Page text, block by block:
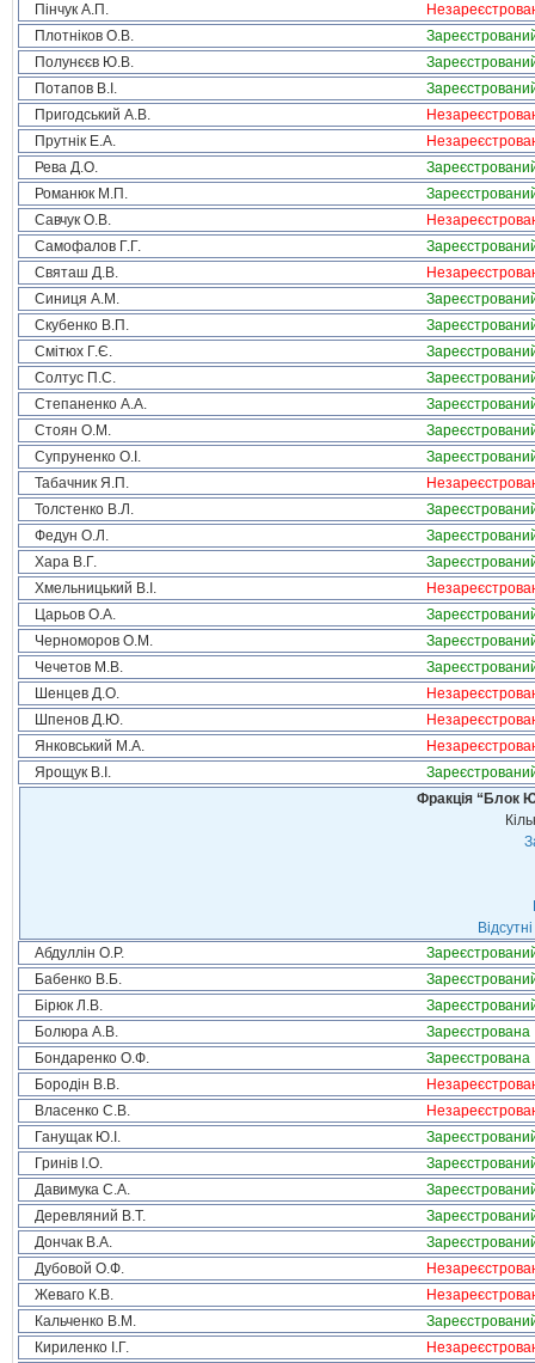
Пінчук А.П.
Плотніков О.В.
Полунєєв Ю.В.
Потапов В.І.
Пригодський А.В.
Прутнік Е.А.
Рева Д.О.
Романюк М.П.
Савчук О.В.
Самофалов Г.Г.
Святаш Д.В.
Синиця А.М.
Скубенко В.П.
Смітюх Г.Є.
Солтус П.С.
Степаненко А.А.
Стоян О.М.
Супруненко О.І.
Табачник Я.П.
Толстенко В.Л.
Федун О.Л.
Хара В.Г.
Хмельницький В.І.
Царьов О.А.
Черноморов О.М.
Чечетов М.В.
Шенцев Д.О.
Шпенов Д.Ю.
Янковський М.А.
Ярощук В.І.
Фракція “Блок
Абдуллін О.Р.
Бабенко В.Б.
Бірюк Л.В.
Болюра А.В.
Зареєстрована
Бондаренко О.Ф.
Зареєстрована
Бородін В.В.
Власенко С.В.
Ганущак Ю.І.
Гринів І.О.
Давимука С.А.
Деревляний В.Т.
Дончак В.А.
Дубовой О.Ф.
Жеваго К.В.
Кальченко В.М.
Кириленко І.Г.